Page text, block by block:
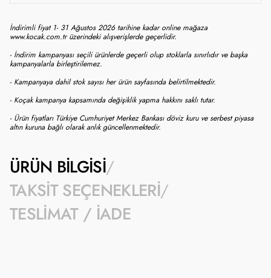
İndirimli fiyat 1- 31 Ağustos 2026 tarihine kadar online mağaza
www.kocak.com.tr üzerindeki alışverişlerde geçerlidir.
- İndirim kampanyası seçili ürünlerde geçerli olup stoklarla sınırlıdır ve başka
kampanyalarla birleştirilemez.
- Kampanyaya dahil stok sayısı her ürün sayfasında belirtilmektedir.
- Koçak kampanya kapsamında değişiklik yapma hakkını saklı tutar.
- Ürün fiyatları Türkiye Cumhuriyet Merkez Bankası döviz kuru ve serbest piyasa
altın kuruna bağlı olarak anlık güncellenmektedir.
ÜRÜN BILGISI
TAKSIT SEÇENEKLERI
TESLIMAT / İADE